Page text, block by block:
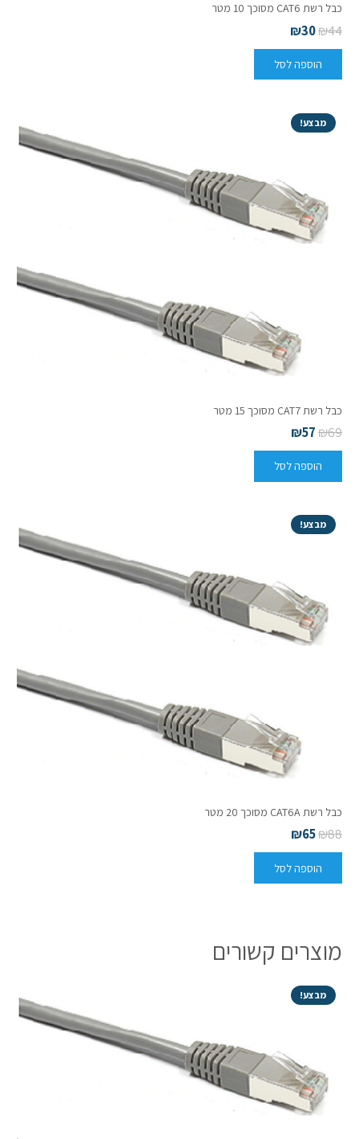
כבל רשת CAT6 מסוכך 10 מטר
₪44
₪30
הוספה לסל
מבצע!
כבל רשת CAT7 מסוכך 15 מטר
₪69
₪57
הוספה לסל
מבצע!
כבל רשת CAT6A מסוכך 20 מטר
₪88
₪65
הוספה לסל
מוצרים קשורים
מבצע!